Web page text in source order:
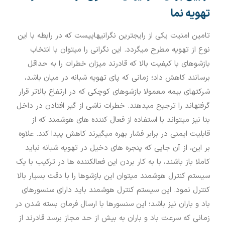
تهویه نما
تامین امنیت یکی از رایج‏ترین نگرانی‏هاییست که در رابطه با این
نوع از تهویه مطرح می‏گردد. این نگرانی را می‏توان با انتخاب
بازشوهای با کیفیت بالا که قادرند میزان خطرات را به حداقل
برسانند کاهش داد؛ زمانی که پای تهویه شبانه در میان باشد،
شرکت‏های بیمه معمولا بازشوهای کوچکی که در ارتفاع بالاتر قرار
گرفته‏اند را ترجیح می‏دهند. خطرات ناشی از گیر افتادن در داخل
بنا نیز می‏تواند با استفاده از فعال‏ کننده‏ های هوشمند که از
قابلیت ایمنی در برابر فشار بهره می‏گیرند کاهش پیدا کند. علاوه
بر این، از آن جایی که پنجره‏ های دخیل در تهویه شبانه نباید
کاملا باز باشند، با به کار بردن این فعال‏کننده‏ ها در ترکیب با یک
سیستم کنترل هوشمند می‏توان این بازشوها را با دقت بسیار بالا
کنترل نمود. این سیستم کنترل هوشمند باید دارای سنسورهای
باد و باران نیز باشد؛ این سنسورها با ارسال فرمان بسته شدن در
زمانی که سرعت باد و باران به بیش از حد مجاز برسد قادرند از